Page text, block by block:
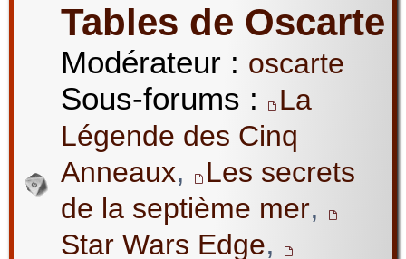
Tables de Oscarte
Modérateur : oscarte
Sous-forums :
La
Légende des Cinq
Anneaux,
Les secrets
de la septième mer,
Star Wars Edge,